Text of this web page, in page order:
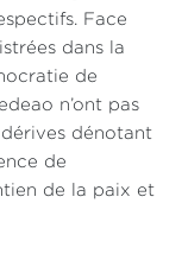
Face
dans la
de
n’ont pas
dénotant
de
de la paix et